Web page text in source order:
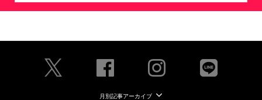
月別記事アーカイブ